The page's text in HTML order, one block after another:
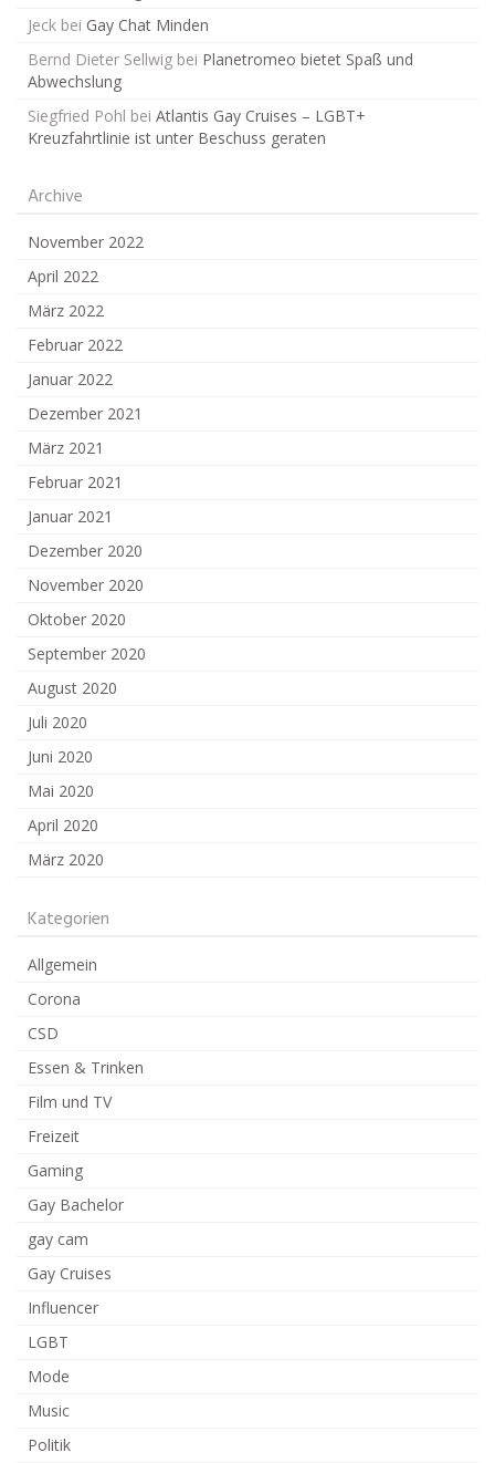
Jeck bei Gay Chat Minden
Bernd Dieter Sellwig bei Planetromeo bietet Spaß und
Abwechslung
Siegfried Pohl bei Atlantis Gay Cruises – LGBT+
Kreuzfahrtlinie ist unter Beschuss geraten
Archive
November 2022
April 2022
März 2022
Februar 2022
Januar 2022
Dezember 2021
März 2021
Februar 2021
Januar 2021
Dezember 2020
November 2020
Oktober 2020
September 2020
August 2020
Juli 2020
Juni 2020
Mai 2020
April 2020
März 2020
Kategorien
Allgemein
Corona
CSD
Essen & Trinken
Film und TV
Freizeit
Gaming
Gay Bachelor
gay cam
Gay Cruises
Influencer
LGBT
Mode
Music
Politik